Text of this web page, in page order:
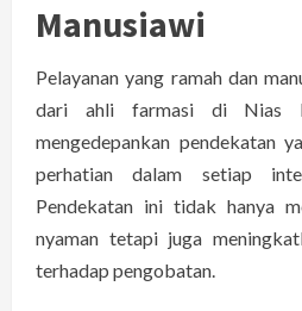
Manusiawi
Pelayanan yang ramah dan
dari ahli farmasi di Nias
mengedepankan pendekatan
perhatian dalam setiap
Pendekatan ini tidak hanya
nyaman tetapi juga
terhadap pengobatan.